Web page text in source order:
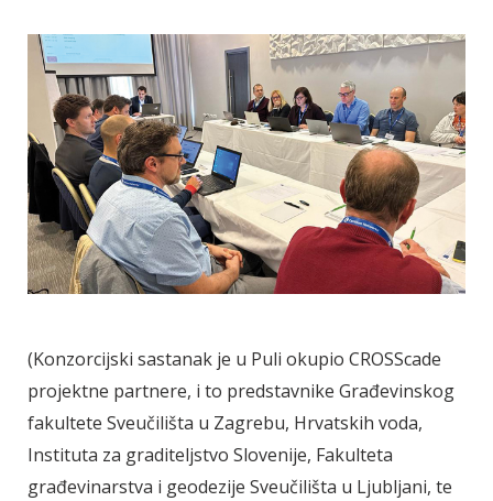
(Konzorcijski sastanak je u Puli okupio CROSScade
projektne partnere, i to predstavnike Građevinskog
fakultete Sveučilišta u Zagrebu, Hrvatskih voda,
Instituta za graditeljstvo Slovenije, Fakulteta
građevinarstva i geodezije Sveučilišta u Ljubljani, te